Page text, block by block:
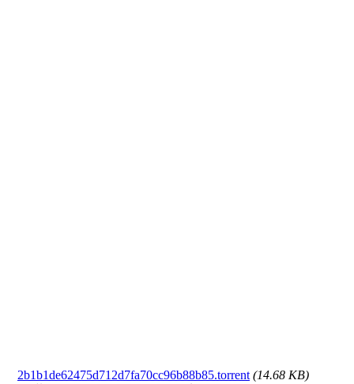
2b1b1de62475d712d7fa70cc96b88b85.torrent (14.68 KB)